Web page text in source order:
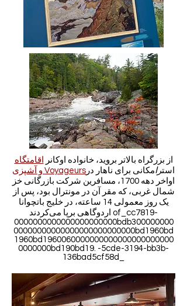
از بزرگراه بالاتر بروید، خانواده اوکانر
اقامتگاه
و آشپزی Voyageurs
استرامکانی برای ناهار در
اواخر دهه 1700، مسافرین شرکت بازرگانی خز
شمال غربی، که مقر آن در مونترال بود، پس از
یک روز معمولی 14 ساعته، در خلیج باتچوانا
اردوگاهی برپا می‌کردند of_cc7819-
0000000000000000000000bdb300000000
00000000000000000000000000bd1960bd
1960bd1960060000000000000000000000
0000000bd190bd19. -5cde-3194-bb3b-
136bad5cf58d_